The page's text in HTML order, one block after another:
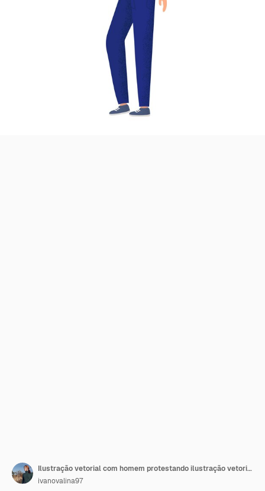
Ilustração vetorial com homem protestando ilustração vetorial plana de cor de protesto isolada no fundo branco
ivanovalina97